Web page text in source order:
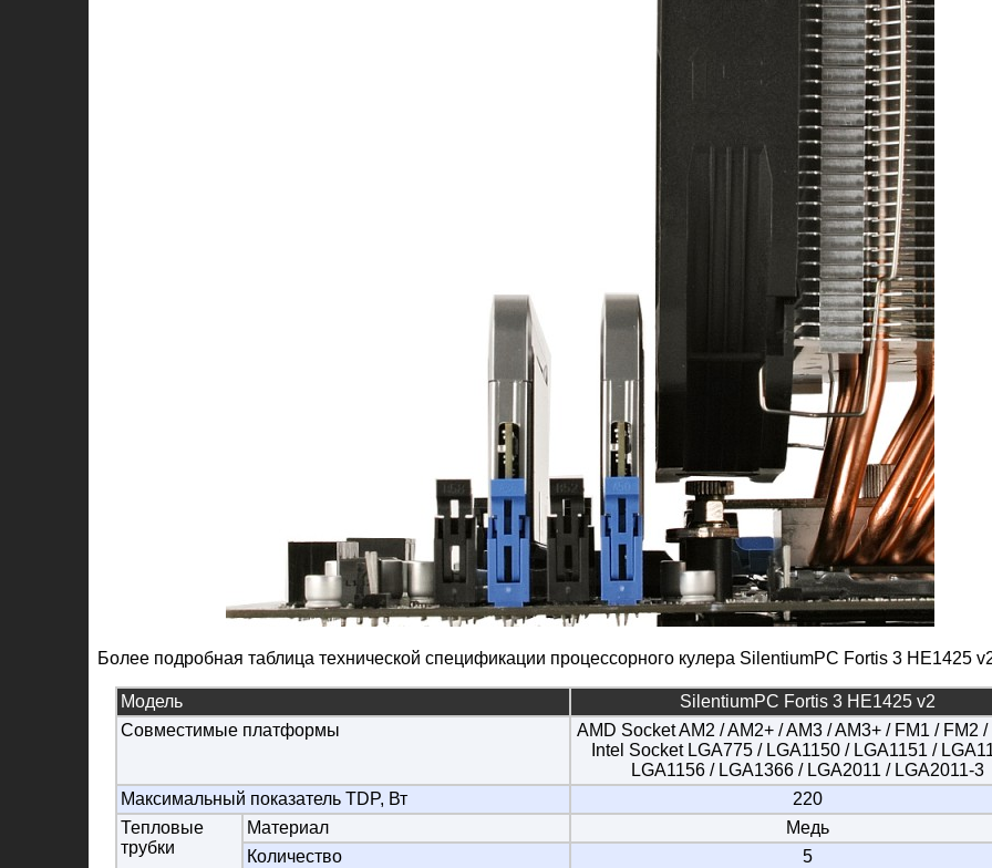
Более подробная таблица технической спецификации процессорного кулера SilentiumPC Fortis 3 HE1425
Модель
SilentiumPC Fortis 3 HE1425 v2
Совместимые платформы
AMD Socket AM2 / AM2+ / AM3 / AM3+ / FM1 / FM2
Intel Socket LGA775 / LGA1150 / LGA1151 /
LGA1156 / LGA1366 / LGA2011 / LGA2011-3
Максимальный показатель TDP, Вт
220
Тепловые
трубки
Материал
Медь
Количество
5